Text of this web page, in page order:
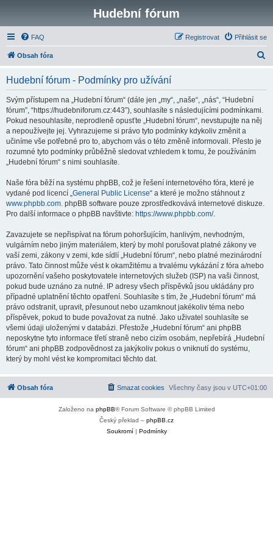
Hudební fórum
FAQ Přihlásit se
Registrovat
Obsah fóra
Hudební fórum - Podmínky pro užívání
Svým přístupem na „Hudební fórum“ (dále jen „my“, „naše“, „nás“, “Hudební
fórum”, “https://hudebniforum.cz:443”), souhlasíte s následujícími podmínkami.
Pokud nesouhlasíte, neprodleně opusťte „Hudební fórum“, nevstupujte na něj
a nepoužívejte jej. Vyhrazujeme si právo tyto podmínky kdykoliv změnit a
učiníme vše potřebné pro to, abychom vás o této změně informovali. Přesto je
rozumné tyto podmínky průběžně sledovat vzhledem k tomu, že používáním
„Hudební fórum“ s nimi souhlasíte.
Naše fóra běží na systému phpBB, což je řešení internetového fóra, které je
vydané pod licencí „General Public License“ a které je možno stáhnout z
www.phpbb.com. phpBB software pouze zprostředkovává internetové diskuze.
Pro další informace o phpBB navštivte: https://www.phpbb.com/.
Zavazujete se nepřispívat na fórum pohoršujícím, hanlivým, nevhodným,
vulgárním nebo jiným materiálem, který by mohl porušovat platné zákony ve
vaší zemi, zákony v zemi, kde sídlí „Hudební fórum“, nebo platné mezinárodní
právo. Tato činnost může vést k okamžitému a trvalému vykázání z fóra a/nebo
upozornění vašeho poskytovatele internetových služeb (ISP) na vaši činnost,
pokud bude uznáno za nutné. IP adresy všech příspěvků jsou ukládány pro
případné uplatnění těchto opatření. Souhlasíte s tím, že „Hudební fórum“ má
právo odstranit, upravit, přesunout nebo uzamknout jakékoliv téma nebo
příspěvek, pokud to bude považovat za nutné. Jako uživatel souhlasíte se
všemi údaji uloženými v databázi. Přestože „Hudební fórum“ ani phpBB
neposkytne tyto informace třetí straně nebo cizím osobám, nepřebírá „Hudební
fórum“ ani phpBB zodpovědnost za jakýkoliv pokus o vniknutí do systému,
který by mohl vést ke kompromitaci těchto dat.
Obsah fóra Všechny časy jsou v UTC+01:00
Smazat cookies
Založeno na phpBB® Forum Software © phpBB Limited
Český překlad – phpBB.cz
Soukromí| Podmínky